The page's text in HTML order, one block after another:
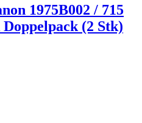
1975B002 / 715
(2 Stk)